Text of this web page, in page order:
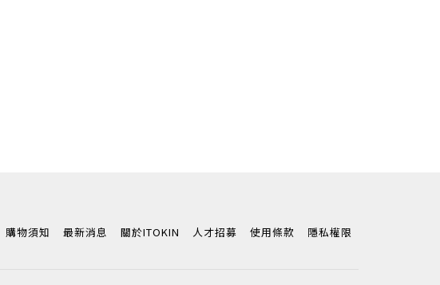
購物須知 最新消息 關於ITOKIN 人才招募 使用條款 隱私權限